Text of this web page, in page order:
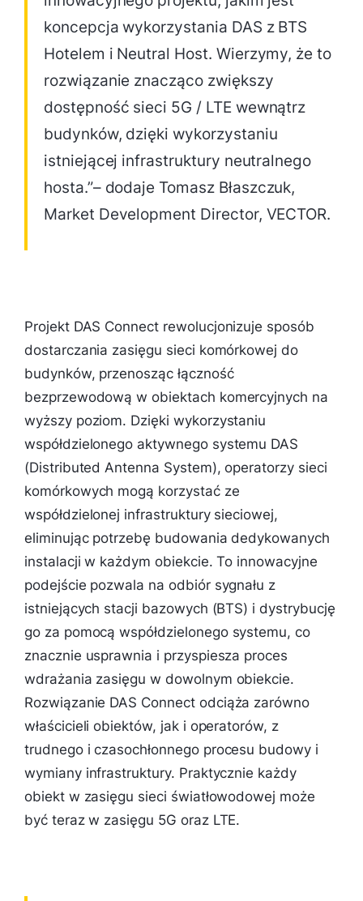
koncepcja wykorzystania DAS z BTS
Hotelem i Neutral Host. Wierzymy, że to
rozwiązanie znacząco zwiększy
dostępność sieci 5G / LTE wewnątrz
budynków, dzięki wykorzystaniu
istniejącej infrastruktury neutralnego
hosta.”– dodaje Tomasz Błaszczuk,
Market Development Director, VECTOR.
Projekt DAS Connect rewolucjonizuje sposób
dostarczania zasięgu sieci komórkowej do
budynków, przenosząc łączność
bezprzewodową w obiektach komercyjnych na
wyższy poziom. Dzięki wykorzystaniu
współdzielonego aktywnego systemu DAS
(Distributed Antenna System), operatorzy sieci
komórkowych mogą korzystać ze
współdzielonej infrastruktury sieciowej,
eliminując potrzebę budowania dedykowanych
instalacji w każdym obiekcie. To innowacyjne
podejście pozwala na odbiór sygnału z
istniejących stacji bazowych (BTS) i dystrybucję
go za pomocą współdzielonego systemu, co
znacznie usprawnia i przyspiesza proces
wdrażania zasięgu w dowolnym obiekcie.
Rozwiązanie DAS Connect odciąża zarówno
właścicieli obiektów, jak i operatorów, z
trudnego i czasochłonnego procesu budowy i
wymiany infrastruktury. Praktycznie każdy
obiekt w zasięgu sieci światłowodowej może
być teraz w zasięgu 5G oraz LTE.